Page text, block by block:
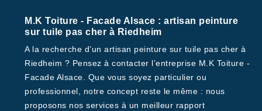
M.K Toiture - Facade Alsace : artisan peinture
sur tuile pas cher à Riedheim
A la recherche d’un artisan peinture sur tuile pas cher à
Riedheim ? Pensez à contacter l’entreprise M.K Toiture -
Facade Alsace. Que vous soyez particulier ou
professionnel, notre concept reste le même : nous
proposons nos services à un meilleur rapport